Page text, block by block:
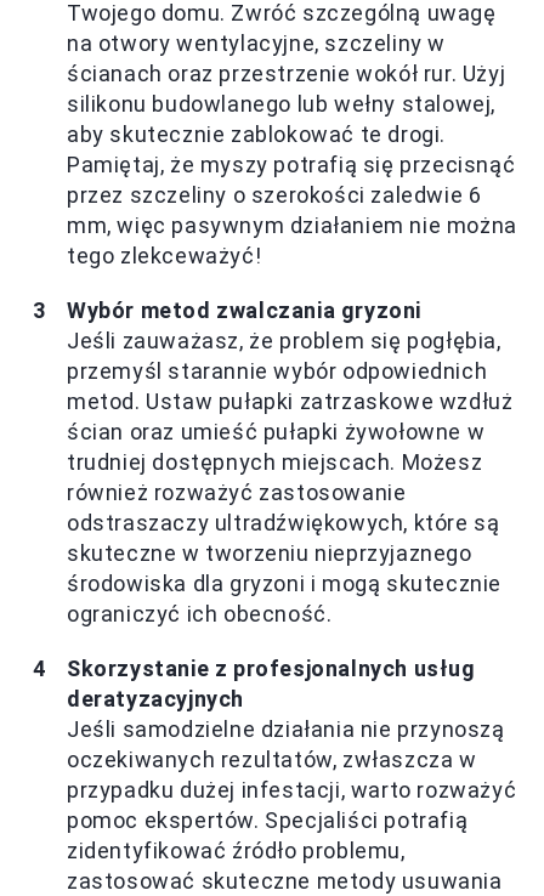
Twojego domu. Zwróć szczególną uwagę
na otwory wentylacyjne, szczeliny w
ścianach oraz przestrzenie wokół rur. Użyj
silikonu budowlanego lub wełny stalowej,
aby skutecznie zablokować te drogi.
Pamiętaj, że myszy potrafią się przecisnąć
przez szczeliny o szerokości zaledwie 6
mm, więc pasywnym działaniem nie można
tego zlekceważyć!
Wybór metod zwalczania gryzoni
Jeśli zauważasz, że problem się pogłębia,
przemyśl starannie wybór odpowiednich
metod. Ustaw pułapki zatrzaskowe wzdłuż
ścian oraz umieść pułapki żywołowne w
trudniej dostępnych miejscach. Możesz
również rozważyć zastosowanie
odstraszaczy ultradźwiękowych, które są
skuteczne w tworzeniu nieprzyjaznego
środowiska dla gryzoni i mogą skutecznie
ograniczyć ich obecność.
Skorzystanie z profesjonalnych usług
deratyzacyjnych
Jeśli samodzielne działania nie przynoszą
oczekiwanych rezultatów, zwłaszcza w
przypadku dużej infestacji, warto rozważyć
pomoc ekspertów. Specjaliści potrafią
zidentyfikować źródło problemu,
zastosować skuteczne metody usuwania